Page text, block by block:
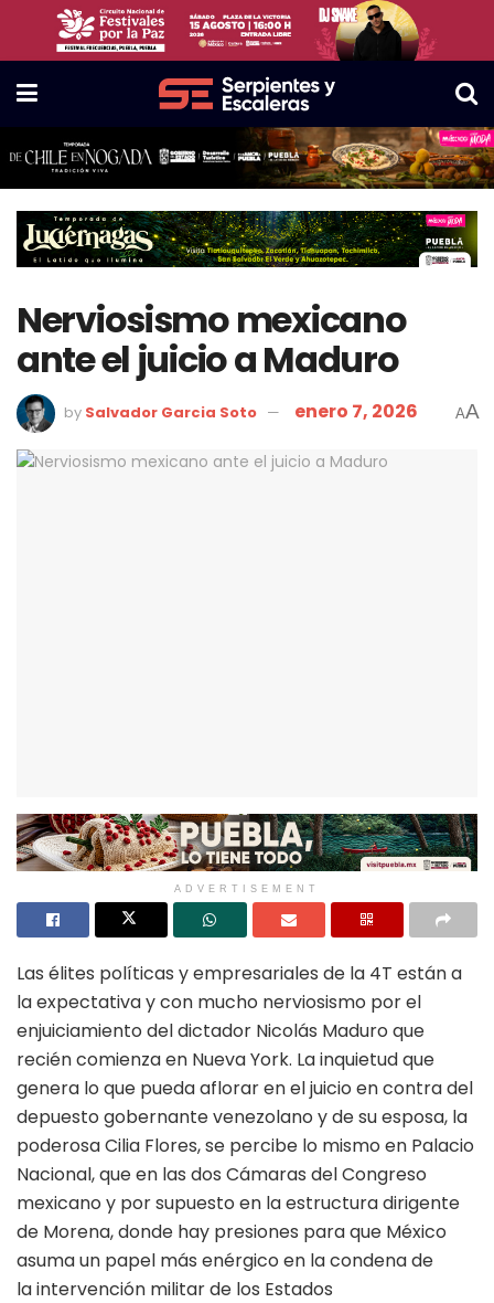
Nerviosismo mexicano
ante el juicio a Maduro
by Salvador Garcia Soto enero 7, 2026 AA
ADVERTISEMENT
Las élites políticas y empresariales de la 4T están a
la expectativa y con mucho nerviosismo por el
enjuiciamiento del dictador Nicolás Maduro que
recién comienza en Nueva York. La inquietud que
genera lo que pueda aflorar en el juicio en contra del
depuesto gobernante venezolano y de su esposa, la
poderosa Cilia Flores, se percibe lo mismo en Palacio
Nacional, que en las dos Cámaras del Congreso
mexicano y por supuesto en la estructura dirigente
de Morena, donde hay presiones para que México
asuma un papel más enérgico en la condena de
la intervención militar de los Estados